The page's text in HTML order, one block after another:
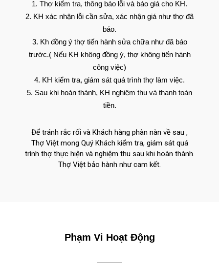
Thợ kiểm tra, thông báo lỗi và báo giá cho KH.
KH xác nhận lỗi cần sửa, xác nhận giá như thợ đã
báo.
Kh đồng ý thợ tiến hành sửa chữa như đã báo
trước.( Nếu KH không đồng ý, thợ không tiến hành
công việc)
KH kiểm tra, giám sát quá trình thợ làm việc.
Sau khi hoàn thành, KH nghiệm thu và thanh toán
tiền.
Để tránh rắc rối và Khách hàng phàn nàn về sau ,
Thợ Việt mong Quý Khách kiểm tra, giám sát quá
trình thợ thực hiện và nghiệm thu sau khi hoàn thành.
Thợ Việt bảo hành như cam kết.
Phạm Vi Hoạt Động